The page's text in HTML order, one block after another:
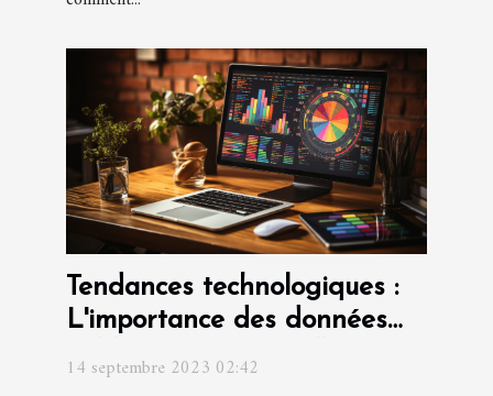
Tendances technologiques :
L'importance des données
fiables pour une meilleure
14 septembre 2023 02:42